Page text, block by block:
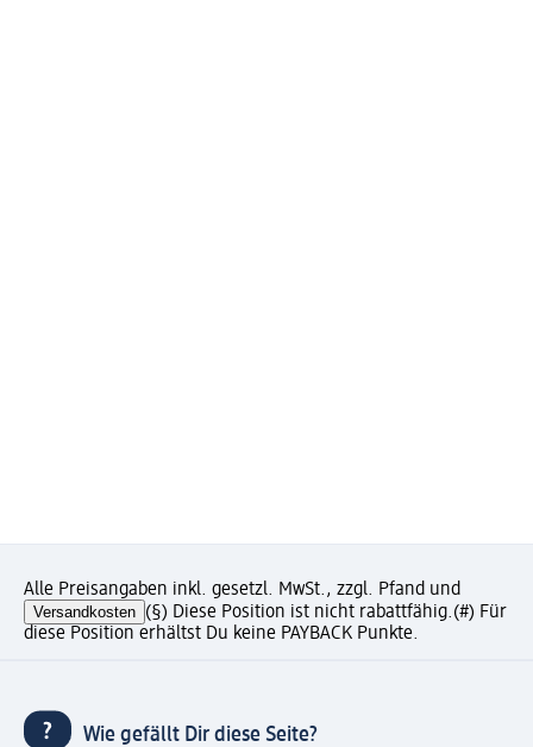
Alle Preisangaben inkl. gesetzl. MwSt., zzgl. Pfand und
Versandkosten (§) Diese Position ist nicht rabattfähig.(#) Für
diese Position erhältst Du keine PAYBACK Punkte.
Wie gefällt Dir diese Seite?